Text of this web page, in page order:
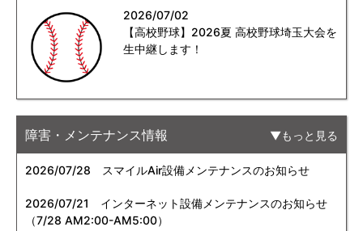
2026/07/02
【高校野球】2026夏 高校野球埼玉大会を
生中継します！
障害・メンテナンス情報 もっと見る
2026/07/28 スマイルAir設備メンテナンスのお知らせ
2026/07/21
インターネット設備メンテナンスのお知らせ
（7/28 AM2:00-AM5:00）